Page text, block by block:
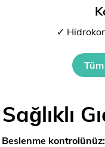
✓
Sağlıklı
Beslenme kontrolünüz: